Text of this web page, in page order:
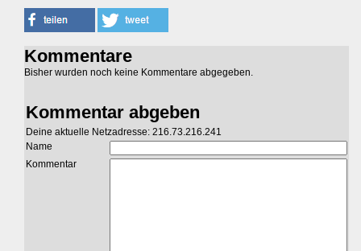
Kommentare
Bisher wurden noch keine Kommentare abgegeben.
Kommentar abgeben
Deine aktuelle Netzadresse: 216.73.216.241
Name
Kommentar